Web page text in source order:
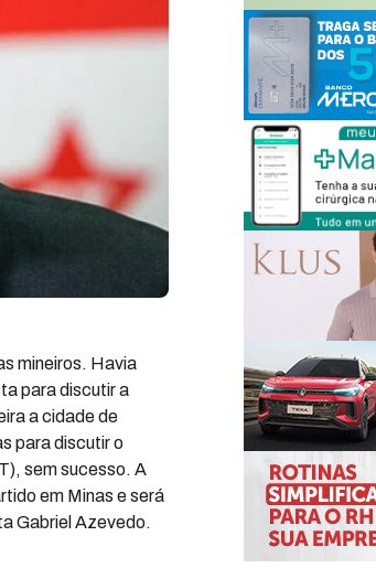
mineiros. Havia
para discutir a
a cidade de
para discutir o
sem sucesso. A
em Minas e será
Gabriel Azevedo.